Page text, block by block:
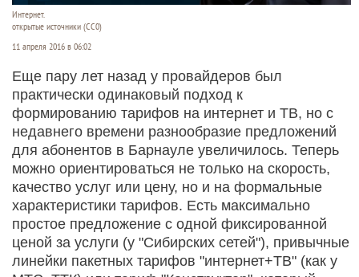
Интернет.
открытые источники (CC0)
11 апреля 2016 в 06:02
Еще пару лет назад у провайдеров был
практически одинаковый подход к
формированию тарифов на интернет и ТВ, но с
недавнего времени разно­образие предложений
для абонентов в Барнауле увеличилось. Теперь
можно ориентироваться не только на скорость,
качество услуг или цену, но и на формальные
характеристики тарифов. Есть максимально
простое предложение с одной фиксированной
ценой за услуги (у "Сибирских сетей"), привычные
линейки пакетных тарифов "интернет+ТВ" (как у